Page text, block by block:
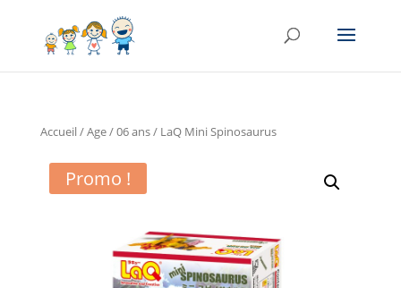
Accueil/Age/06 ans/ LaQ Mini Spinosaurus
Promo !